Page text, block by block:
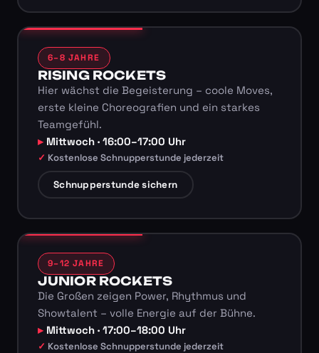
6–8 JAHRE
RISING ROCKETS
Hier wächst die Begeisterung – coole Moves,
erste kleine Choreografien und ein starkes
Teamgefühl.
Mittwoch · 16:00–17:00 Uhr
Kostenlose Schnupperstunde jederzeit
Schnupperstunde sichern
9–12 JAHRE
JUNIOR ROCKETS
Die Großen zeigen Power, Rhythmus und
Showtalent – volle Energie auf der Bühne.
Mittwoch · 17:00–18:00 Uhr
Kostenlose Schnupperstunde jederzeit